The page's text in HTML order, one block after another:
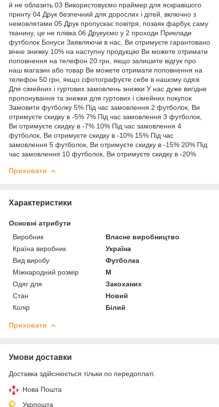
й не облазить 03 Використовуємо праймер для яскравішого
принту 04 Друк безпечний для дорослих і дітей, включно з
немовлятами 05 Друк пропускає повітря, позаяк фарбує саму
тканину, це не плівка 06 Друкуємо у 2 проходи Приклади
футболок Бонуси Заявляючи в нас, Ви отримуєте гарантовано
вічне знижку 10% на наступну продукцію Ви можете отримати
поповнення на телефон 20 грн, якщо залишите відгук про
наш магазин або товар Ви можете отримати поповнення на
телефон 50 грн, якщо сфотографуєте себе в нашому одязі
Для сімейних і гуртових замовлень знижки У нас дуже вигідне
пропонування та знижки для гуртових і сімейних покупок
Замовити футболку 5% Під час замовлення 2 футболок, Ви
отримуєте скидку в -5% 7% Під час замовлення 3 футболок,
Ви отримуєте скидку в -7% 10% Під час замовлення 4
футболок, Ви отримуєте скидку в -10% 15% Під час
замовлення 5 футболок, Ви отримуєте скидку в -15% 20% Під
час замовлення 10 футболок, Ви отримуєте скидку в -20%
Приховати
Характеристики
Основні атрибути
Виробник
Власне виробництво
Країна виробник
Україна
Вид виробу
Футболка
Міжнародний розмір
M
Одяг для
Закоханих
Стан
Новий
Колір
Білий
Приховати
Умови доставки
Доставка здійснюється тільки по передоплаті.
Нова Пошта
Укрпошта